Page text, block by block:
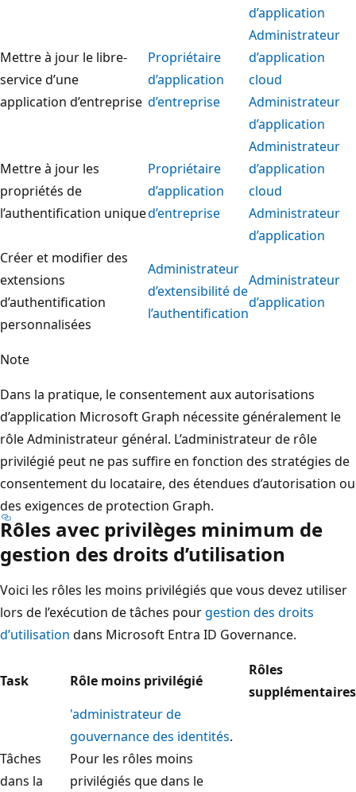
d’application
Mettre à jour le libre-
service d’une
application d’entreprise
Propriétaire
d’application
d’entreprise
Administrateur
d’application
cloud
Administrateur
d’application
Mettre à jour les
propriétés de
l’authentification unique
Propriétaire
d’application
d’entreprise
Administrateur
d’application
cloud
Administrateur
d’application
Créer et modifier des
extensions
d’authentification
personnalisées
Administrateur
d’extensibilité de
l’authentification
Administrateur
d’application
Note
Dans la pratique, le consentement aux autorisations
d’application Microsoft Graph nécessite généralement le
rôle Administrateur général. L’administrateur de rôle
privilégié peut ne pas suffire en fonction des stratégies de
consentement du locataire, des étendues d’autorisation ou
des exigences de protection Graph.
Rôles avec privilèges minimum de
gestion des droits d’utilisation
Voici les rôles les moins privilégiés que vous devez utiliser
lors de l’exécution de tâches pourgestion des droits
d’utilisation dans Microsoft Entra ID Governance.
Task Rôle moins privilégié
Rôles
supplémentaires
Tâches
dans la
'administrateur de
gouvernance des identités.
Pour les rôles moins
privilégiés que dans le